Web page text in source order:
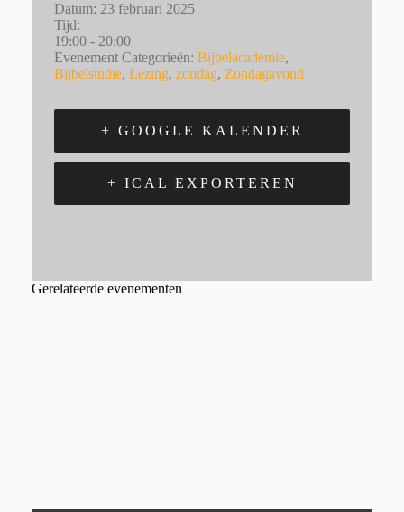
Datum: 23 februari 2025
Tijd:
19:00 - 20:00
Evenement Categorieën: Bijbelacademie,
Bijbelstudie, Lezing, zondag, Zondagavond
+ GOOGLE KALENDER
+ ICAL EXPORTEREN
Gerelateerde evenementen